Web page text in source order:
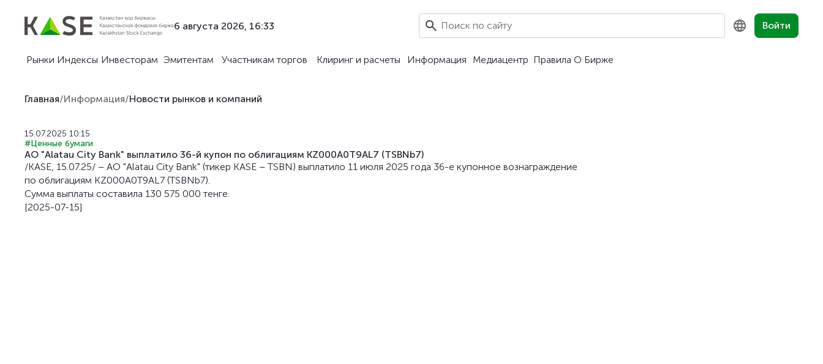
6 августа 2026, 16:33 Войти
Рынки Индексы Инвесторам Эмитентам Участникам торгов Клиринг и расчеты Информация Медиацентр Правила О Бирже
Главная/Информация/Новости рынков и компаний
15.07.2025 10:15
#Ценные бумаги
АО "Alatau City Bank" выплатило 36-й купон по облигациям KZ000A0T9AL7 (TSBNb7)
/KASE, 15.07.25/ – АО "Alatau City Bank" (тикер KASE – TSBN) выплатило 11 июля 2025 года 36-е купонное вознаграждение
по облигациям KZ000A0T9AL7 (TSBNb7).
Сумма выплаты составила 130 575 000 тенге.
[2025-07-15]